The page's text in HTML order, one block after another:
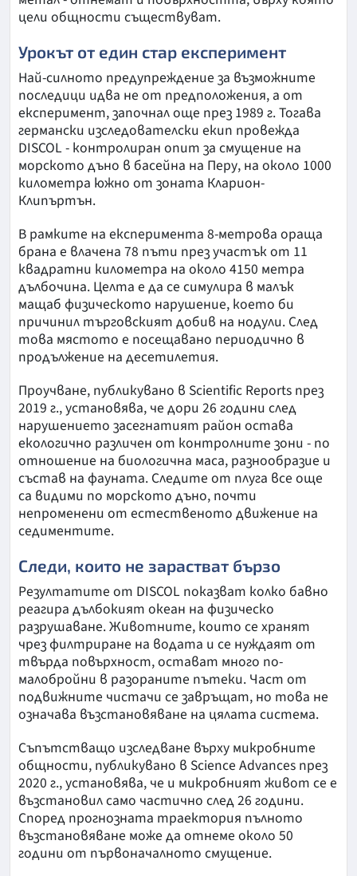
цели общности съществуват.
Урокът от един стар експеримент
Най-силното предупреждение за възможните
последици идва не от предположения, а от
експеримент, започнал още през 1989 г. Тогава
германски изследователски екип провежда
DISCOL - контролиран опит за смущение на
морското дъно в басейна на Перу, на около 1000
километра южно от зоната Кларион-
Клипъртън.
В рамките на експеримента 8-метрова ораща
брана е влачена 78 пъти през участък от 11
квадратни километра на около 4150 метра
дълбочина. Целта е да се симулира в малък
мащаб физическото нарушение, което би
причинил търговският добив на нодули. След
това мястото е посещавано периодично в
продължение на десетилетия.
Проучване, публикувано в Scientific Reports през
2019 г., установява, че дори 26 години след
нарушението засегнатият район остава
екологично различен от контролните зони - по
отношение на биологична маса, разнообразие и
състав на фауната. Следите от плуга все още
са видими по морското дъно, почти
непроменени от естественото движение на
седиментите.
Следи, които не зарастват бързо
Резултатите от DISCOL показват колко бавно
реагира дълбокият океан на физическо
разрушаване. Животните, които се хранят
чрез филтриране на водата и се нуждаят от
твърда повърхност, остават много по-
малобройни в разораните пътеки. Част от
подвижните чистачи се завръщат, но това не
означава възстановяване на цялата система.
Съпътстващо изследване върху микробните
общности, публикувано в Science Advances през
2020 г., установява, че и микробният живот се е
възстановил само частично след 26 години.
Според прогнозната траектория пълното
възстановяване може да отнеме около 50
години от първоначалното смущение.